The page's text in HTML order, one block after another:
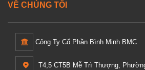
VỀ CHÚNG TÔI
Công Ty Cổ Phần Bình Minh BMC
T4,5 CT5B Mễ Trì Thượng,